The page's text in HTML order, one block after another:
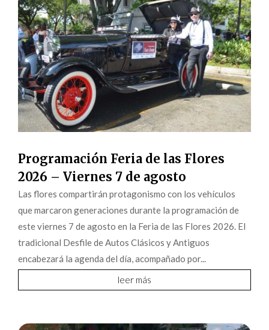
Programación Feria de las Flores
2026 – Viernes 7 de agosto
Las flores compartirán protagonismo con los vehículos
que marcaron generaciones durante la programación de
este viernes 7 de agosto en la Feria de las Flores 2026. El
tradicional Desfile de Autos Clásicos y Antiguos
encabezará la agenda del día, acompañado por...
leer más